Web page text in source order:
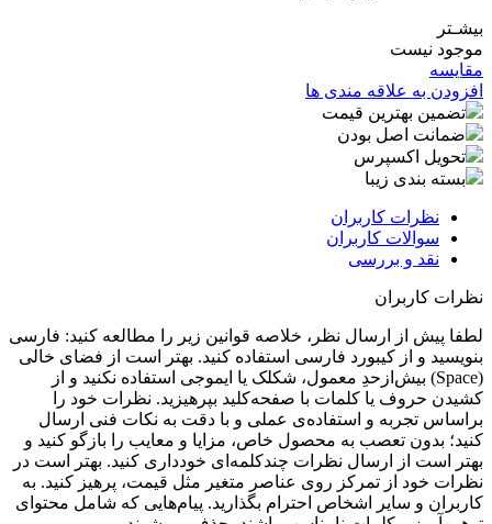
بیشـتر
موجود نیست
مقایسه
افزودن به علاقه مندی ها
تضمین بهترین قیمت
ضمانت اصل بودن
تحویل اکسپرس
بسته بندی زیبا
نظرات کاربران
سوالات کاربران
نقد و بررسی
نظرات کاربران
لطفا پیش از ارسال نظر، خلاصه قوانین زیر را مطالعه کنید: فارسی
بنویسید و از کیبورد فارسی استفاده کنید. بهتر است از فضای خالی
(Space) بیش‌از‌حدِ معمول، شکلک یا ایموجی استفاده نکنید و از
کشیدن حروف یا کلمات با صفحه‌کلید بپرهیزید. نظرات خود را
براساس تجربه و استفاده‌ی عملی و با دقت به نکات فنی ارسال
کنید؛ بدون تعصب به محصول خاص، مزایا و معایب را بازگو کنید و
بهتر است از ارسال نظرات چندکلمه‌‌ای خودداری کنید. بهتر است در
نظرات خود از تمرکز روی عناصر متغیر مثل قیمت، پرهیز کنید. به
کاربران و سایر اشخاص احترام بگذارید. پیام‌هایی که شامل محتوای